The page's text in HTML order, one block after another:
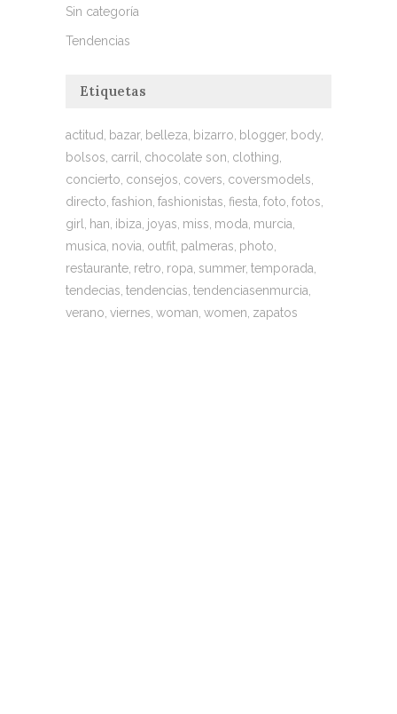
Sin categoría
Tendencias
Etiquetas
actitud bazar belleza bizarro blogger body
bolsos carril chocolate son clothing
concierto consejos covers coversmodels
directo fashion fashionistas fiesta foto fotos
girl han ibiza joyas miss moda murcia
musica novia outfit palmeras photo
restaurante retro ropa summer temporada
tendecias tendencias tendenciasenmurcia
verano viernes woman women zapatos